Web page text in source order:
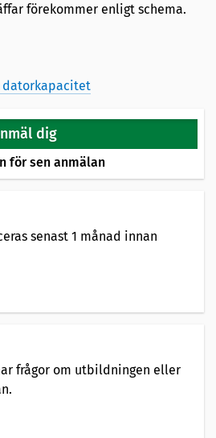
förekommer enligt schema.
datorkapacitet
dig
för sen anmälan
senast 1 månad innan
frågor om utbildningen eller